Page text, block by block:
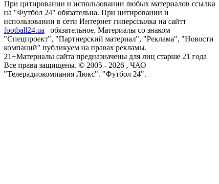
При цитировании и использовании любых материалов ссылка
на "Футбол 24" обязательна. При цитировании и
использовании в сети Интернет гиперссылка на сайтт
football24.ua
обязательное. Материалы со знаком
"Спецпроект", "Партнерский материал", "Реклама", "Новости
компаний" публикуем на правах рекламы.
21+Материалы сайта предназначены для лиц старше 21 года
Все права защищены. © 2005 - 2026 , ЧАО
"Телерадиокомпания Люкс". "Футбол 24".